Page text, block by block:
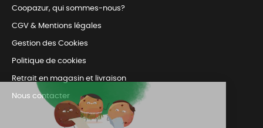
Coopazur, qui sommes-nous?
CGV & Mentions légales
Gestion des Cookies
Politique de cookies
Retrait en magasin et livraison
Nous contacter